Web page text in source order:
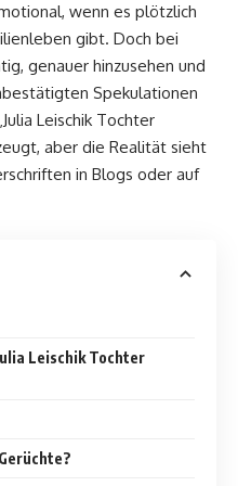
wenn es plötzlich
gibt. Doch bei
genauer hinzusehen und
Spekulationen
Leischik Tochter
aber die Realität sieht
in Blogs oder auf
Leischik Tochter